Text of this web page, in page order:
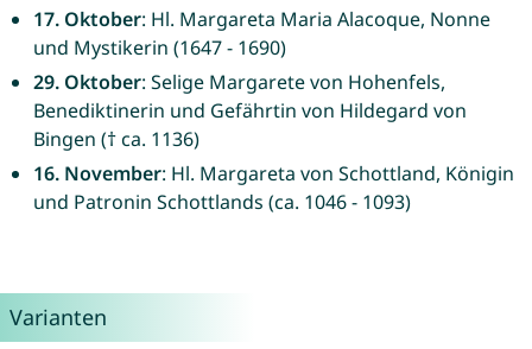
17. Oktober: Hl. Margareta Maria Alacoque, Nonne
und Mystikerin (1647 - 1690)
29. Oktober: Selige Margarete von Hohenfels,
Benediktinerin und Gefährtin von Hildegard von
Bingen († ca. 1136)
16. November: Hl. Margareta von Schottland, Königin
und Patronin Schottlands (ca. 1046 - 1093)
Varianten